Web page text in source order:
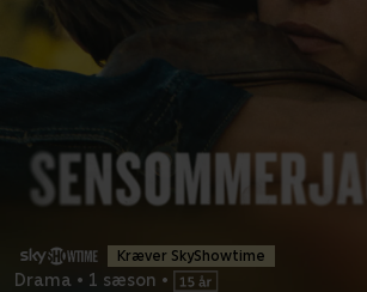
Kræver SkyShowtime
Drama • 1 sæson •